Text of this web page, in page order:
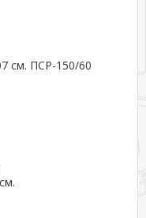
см. ПСР-150/60